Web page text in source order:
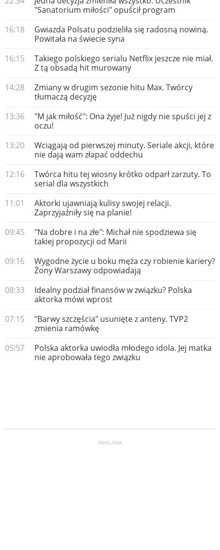
"Sanatorium miłości" opuścił program
16:18
Gwiazda Polsatu podzieliła się radosną nowiną.
Powitała na świecie syna
16:15
Takiego polskiego serialu Netflix jeszcze nie miał.
Z tą obsadą hit murowany
14:28
Zmiany w drugim sezonie hitu Max. Twórcy
tłumaczą decyzję
13:36
"M jak miłość": Ona żyje! Już nigdy nie spuści jej z
oczu!
13:20
Wciągają od pierwszej minuty. Seriale akcji, które
nie dają wam złapać oddechu
12:16
Twórca hitu tej wiosny krótko odparł zarzuty. To
serial dla wszystkich
11:01
Aktorki ujawniają kulisy swojej relacji.
Zaprzyjaźniły się na planie!
09:45
"Na dobre i na złe": Michał nie spodziewa się
takiej propozycji od Marii
09:16
Wygodne życie u boku męża czy robienie kariery?
Żony Warszawy odpowiadają
08:33
Idealny podział finansów w związku? Polska
aktorka mówi wprost
07:15
"Barwy szczęścia" usunięte z anteny. TVP2
zmienia ramówkę
05:57
Polska aktorka uwiodła młodego idola. Jej matka
nie aprobowała tego związku
REKLAMA